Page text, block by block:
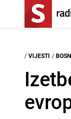
/ VIJESTI /